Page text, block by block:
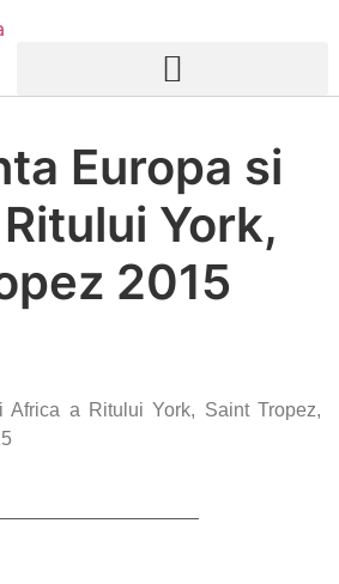
Europa si
York,
2015
Africa a Ritului York, Saint Tropez,